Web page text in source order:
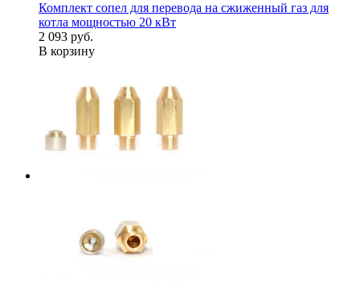
Комплект сопел для перевода на сжиженный газ для
котла мощностью 20 кВт
2 093 руб.
В корзину